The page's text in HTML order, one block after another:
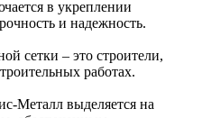
в укреплении
и надежность.
сетки – это строители,
работах.
Металл выделяется на